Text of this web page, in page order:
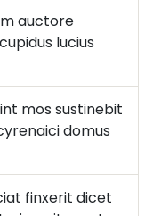
auctore
lucius
mos sustinebit
domus
finxerit dicet